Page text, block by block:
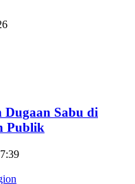
Dugaan Sabu di
Publik